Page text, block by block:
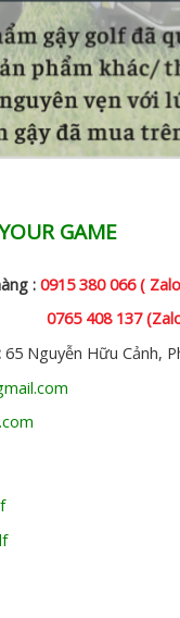
GAME
: 0915 380 066 (
0765 408 137
65 Nguyễn Hữu Cảnh,